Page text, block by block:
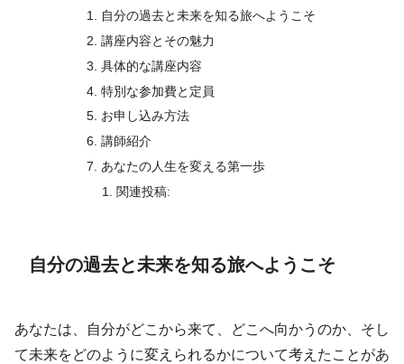
自分の過去と未来を知る旅へようこそ
講座内容とその魅力
具体的な講座内容
特別な参加費と定員
お申し込み方法
講師紹介
あなたの人生を変える第一歩
関連投稿:
自分の過去と未来を知る旅へようこそ
あなたは、自分がどこから来て、どこへ向かうのか、そし
て未来をどのように変えられるかについて考えたことがあ